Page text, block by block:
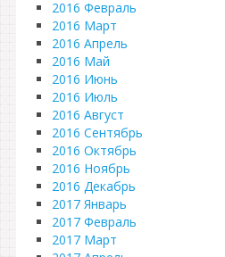
2016 Февраль
2016 Март
2016 Апрель
2016 Май
2016 Июнь
2016 Июль
2016 Август
2016 Сентябрь
2016 Октябрь
2016 Ноябрь
2016 Декабрь
2017 Январь
2017 Февраль
2017 Март